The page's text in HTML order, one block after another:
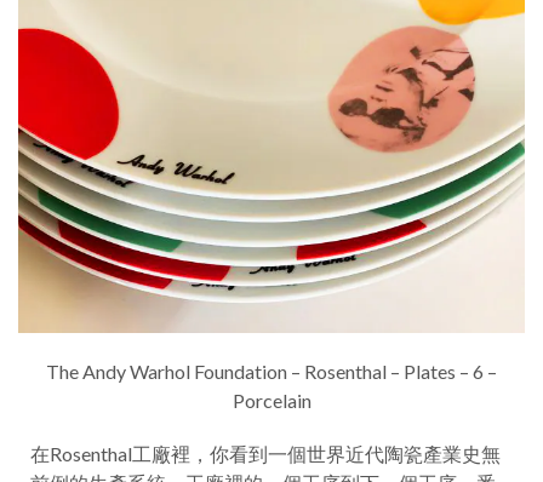
The Andy Warhol Foundation – Rosenthal – Plates – 6 –
Porcelain
在Rosenthal工廠裡，你看到一個世界近代陶瓷產業史無